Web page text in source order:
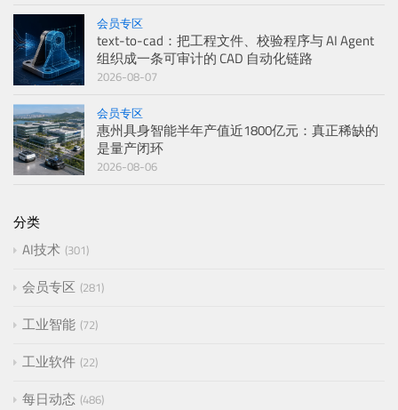
会员专区
text-to-cad：把工程文件、校验程序与 AI Agent
组织成一条可审计的 CAD 自动化链路
2026-08-07
会员专区
惠州具身智能半年产值近1800亿元：真正稀缺的
是量产闭环
2026-08-06
分类
AI技术 301
会员专区 281
工业智能 72
工业软件 22
每日动态 486